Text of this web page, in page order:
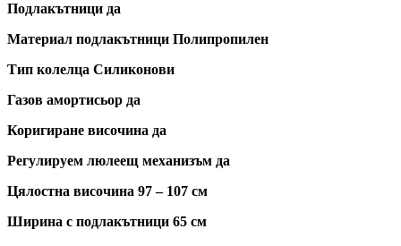
Подлакътници да
Материал подлакътници Полипропилен
Тип колелца Силиконови
Газов амортисьор да
Коригиране височина да
Регулируем люлеещ механизъм да
Цялостна височина 97 – 107 см
Ширина с подлакътници 65 см